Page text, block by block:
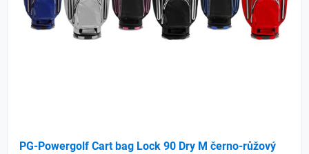
PG-Powergolf Cart bag Lock 90 Dry M černo-růžový